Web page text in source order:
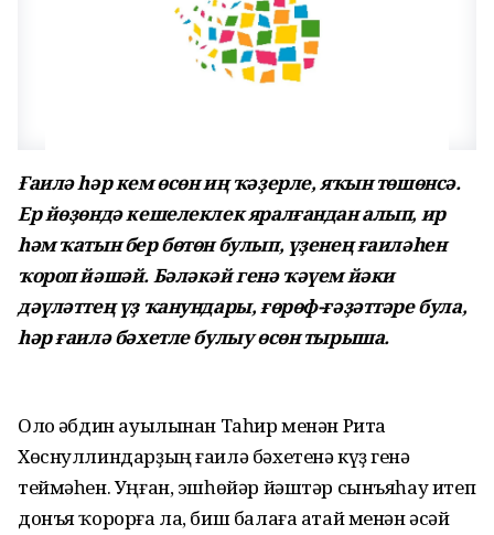
Ғаилә һәр кем өсөн иң ҡәҙерле, яҡын төшөнсә.
Ер йөҙөндә кешелеклек яралғандан алып, ир
һәм ҡатын бер бөтөн булып, үҙенең ғаиләһен
ҡороп йәшәй. Бәләкәй генә ҡәүем йәки
дәүләттең үҙ ҡанундары, ғөрөф-ғәҙәттәре була,
һәр ғаилә бәхетле булыу өсөн тырыша.
Оло Ғәбдин ауылынан Таһир менән Рита
Хөснуллиндарҙың ғаилә бәхетенә күҙ генә
теймәһен. Уңған, эшһөйәр йәштәр сынъяһау итеп
донъя ҡорорға ла, биш балаға атай менән әсәй